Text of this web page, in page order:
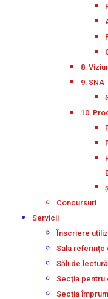
8.
9. SNA
10.
Concursuri
Servicii
Înscriere
Sala referinţe
Săli de lectură
Secţia pentru
Secţia